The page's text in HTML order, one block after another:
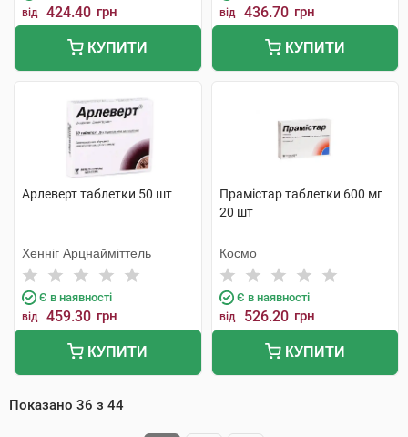
від 424.40 грн
КУПИТИ
від 436.70 грн
КУПИТИ
Арлеверт таблетки 50 шт
Хенніг Арцнайміттель
Є в наявності
від 459.30 грн
КУПИТИ
Прамістар таблетки 600 мг
20 шт
Космо
Є в наявності
від 526.20 грн
КУПИТИ
Показано 36 з 44